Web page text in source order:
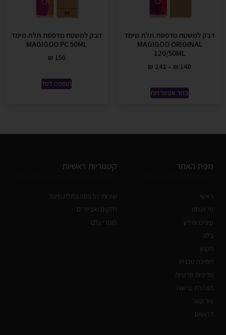
דבק למשטח מדפסת תלת מימד
MAGIGOO ORIGINAL
120/50ML
₪ 140
–
₪ 241
בחר אפשרויות
דבק למשטח מדפסת תלת מימד
MAGIGOO PC 50ML
₪ 150
הוספה לסל
מפת האתר
ראשי
מי אנחנו
טיפים ומידע
בלוג
תקנון
תמיכה טכנית
מדיניות פרטיות
הצהרת נגישות
צור קשר
דרושים
קטגוריות ראשיות
שירותי הדפסה בתלת מימד
חלקים ואביזרים
חומרי גלם